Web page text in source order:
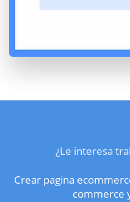
¿Le interesa
Crear pagina
commerce